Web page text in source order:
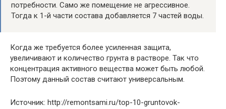
потребности. Само же помещение не агрессивное.
Тогда к 1-й части состава добавляется 7 частей воды.
Когда же требуется более усиленная защита,
увеличивают и количество грунта в растворе. Так что
концентрация активного вещества может быть любой.
Поэтому данный состав считают универсальным.
Источник: http://remontsami.ru/top-10-gruntovok-